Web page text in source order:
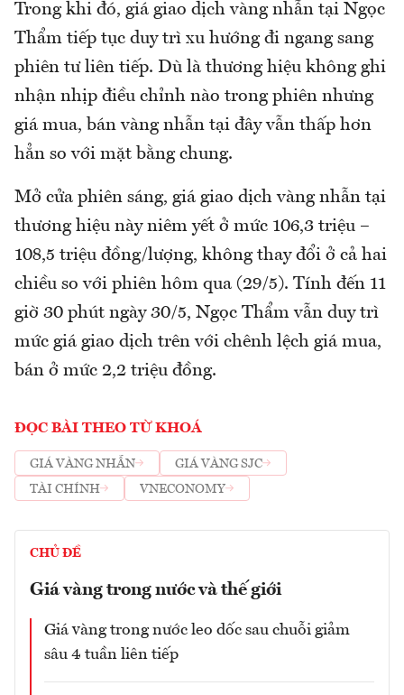
Trong khi đó, giá giao dịch vàng nhẫn tại Ngọc
Thẩm tiếp tục duy trì xu hướng đi ngang sang
phiên tư liên tiếp. Dù là thương hiệu không ghi
nhận nhịp điều chỉnh nào trong phiên nhưng
giá mua, bán vàng nhẫn tại đây vẫn thấp hơn
hẳn so với mặt bằng chung.
Mở cửa phiên sáng, giá giao dịch vàng nhẫn tại
thương hiệu này niêm yết ở mức 106,3 triệu –
108,5 triệu đồng/lượng, không thay đổi ở cả hai
chiều so với phiên hôm qua (29/5). Tính đến 11
giờ 30 phút ngày 30/5, Ngọc Thẩm vẫn duy trì
mức giá giao dịch trên với chênh lệch giá mua,
bán ở mức 2,2 triệu đồng.
ĐỌC BÀI THEO TỪ KHOÁ
GIÁ VÀNG NHẪN
GIÁ VÀNG SJC
TÀI CHÍNH
VNECONOMY
CHỦ ĐỀ
Giá vàng trong nước và thế giới
Giá vàng trong nước leo dốc sau chuỗi giảm
sâu 4 tuần liên tiếp